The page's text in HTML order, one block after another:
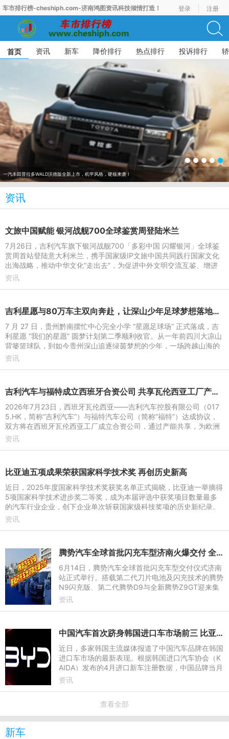
车市排行榜-cheshiph.com-济南鸿图资讯科技倾情打造！ 登录 注册
首页 资讯 新车 降价排行 热点排行 投诉排行
7月新能源汽车销量榜出炉，比亚迪41.9万辆稳居榜首
资讯
文旅中国赋能 银河战舰700全球鉴赏周登陆米兰
7月26日，吉利汽车旗下银河战舰700「多彩中国 闪耀银河」全球鉴
赏周首站登陆意大利米兰，携手国家级IP文旅中国共同践行国家文化
出海战略，推动中华文化“走出去”，为促进中外文明交流互鉴、增进
国际文化交流搭建起全
资讯
吉利星愿与80万车主双向奔赴，让深山少年足球梦想落地生根
7 月 27 日，贵州黔南摆忙中心完全小学 “星愿足球场” 正式落成，吉
利星愿 “我们的星愿” 圆梦计划第二季顺利收官。从一年前四川大凉山
背篓篮球队，到如今贵州深山追逐绿茵梦想的少年，一场跨越山海的
公益接力持续
资讯
吉利汽车与福特成立西班牙合资公司 共享瓦伦西亚工厂产能进行本地化生产
2026年7月23日，西班牙瓦伦西亚——吉利汽车控股有限公司（017
5.HK，简称“吉利汽车”）与福特汽车公司（简称“福特”）达成协议，
双方将在西班牙瓦伦西亚工厂成立合资公司，通过产能共享，为欧洲
市场打造吉利及福特
资讯
比亚迪五项成果荣获国家科学技术奖 再创历史新高
近日，2025年度国家科学技术奖获奖名单正式揭晓，比亚迪一举摘得
5项国家科学技术进步奖二等奖，成为本届评选中获奖项目数量最多
的汽车行业企业，创下企业单次斩获国家级科技奖项的历史新纪录。
目前比亚迪已全面贯通新
资讯
腾势汽车全球首批闪充车型济南火爆交付 全民闪充时代到来
6月14日，腾势汽车全球首批闪充车型交付仪式济南
站正式举行。搭载第二代刀片电池及闪充技术的腾势
N9闪充版、第二代腾势D9与全新腾势Z9GT迎来集
中交付。作为腾势汽车重要生产基地所在地，济南不
资讯
中国汽车首次跻身韩国进口车市场前三 比亚迪单一品牌超越日本品牌整体销量
近日，多家韩国主流媒体报道了中国汽车品牌在韩国
进口车市场的最新表现。根据韩国进口汽车协会（K
AIDA）发布的4月进口新车注册数据，中国品牌当月
在韩国市场注册量首次超越日系品牌，跻身韩国进口
资讯
查看全部
新车